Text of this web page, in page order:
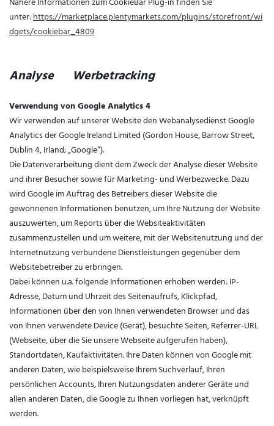
unter:https://marketplace.plentymarkets.com/plugins/storefront/wi
dgets/cookiebar_4809
Analyse Werbetracking
Verwendung von Google Analytics 4
Wir verwenden auf unserer Website den Webanalysedienst Google
Analytics der Google Ireland Limited (Gordon House, Barrow Street,
Dublin 4, Irland; „Google“).
Die Datenverarbeitung dient dem Zweck der Analyse dieser Website
und ihrer Besucher sowie für Marketing- und Werbezwecke. Dazu
wird Google im Auftrag des Betreibers dieser Website die
gewonnenen Informationen benutzen, um Ihre Nutzung der Website
auszuwerten, um Reports über die Websiteaktivitäten
zusammenzustellen und um weitere, mit der Websitenutzung und der
Internetnutzung verbundene Dienstleistungen gegenüber dem
Websitebetreiber zu erbringen.
Dabei können u.a. folgende Informationen erhoben werden: IP-
Adresse, Datum und Uhrzeit des Seitenaufrufs, Klickpfad,
Informationen über den von Ihnen verwendeten Browser und das
von Ihnen verwendete Device (Gerät), besuchte Seiten, Referrer-URL
(Webseite, über die Sie unsere Webseite aufgerufen haben),
Standortdaten, Kaufaktivitäten.Ihre Daten können von Google mit
anderen Daten, wie beispielsweise Ihrem Suchverlauf, Ihren
persönlichen Accounts, Ihren Nutzungsdaten anderer Geräte und
allen anderen Daten, die Google zu Ihnen vorliegen hat, verknüpft
werden.